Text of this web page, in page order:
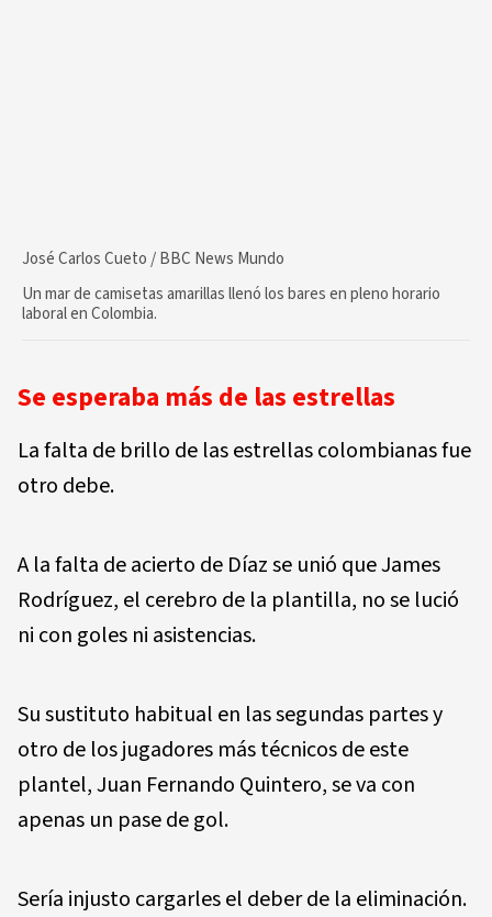
José Carlos Cueto / BBC News Mundo
Un mar de camisetas amarillas llenó los bares en pleno horario
laboral en Colombia.
Se esperaba más de las estrellas
La falta de brillo de las estrellas colombianas fue
otro debe.
A la falta de acierto de Díaz se unió que James
Rodríguez, el cerebro de la plantilla, no se lució
ni con goles ni asistencias.
Su sustituto habitual en las segundas partes y
otro de los jugadores más técnicos de este
plantel, Juan Fernando Quintero, se va con
apenas un pase de gol.
Sería injusto cargarles el deber de la eliminación.